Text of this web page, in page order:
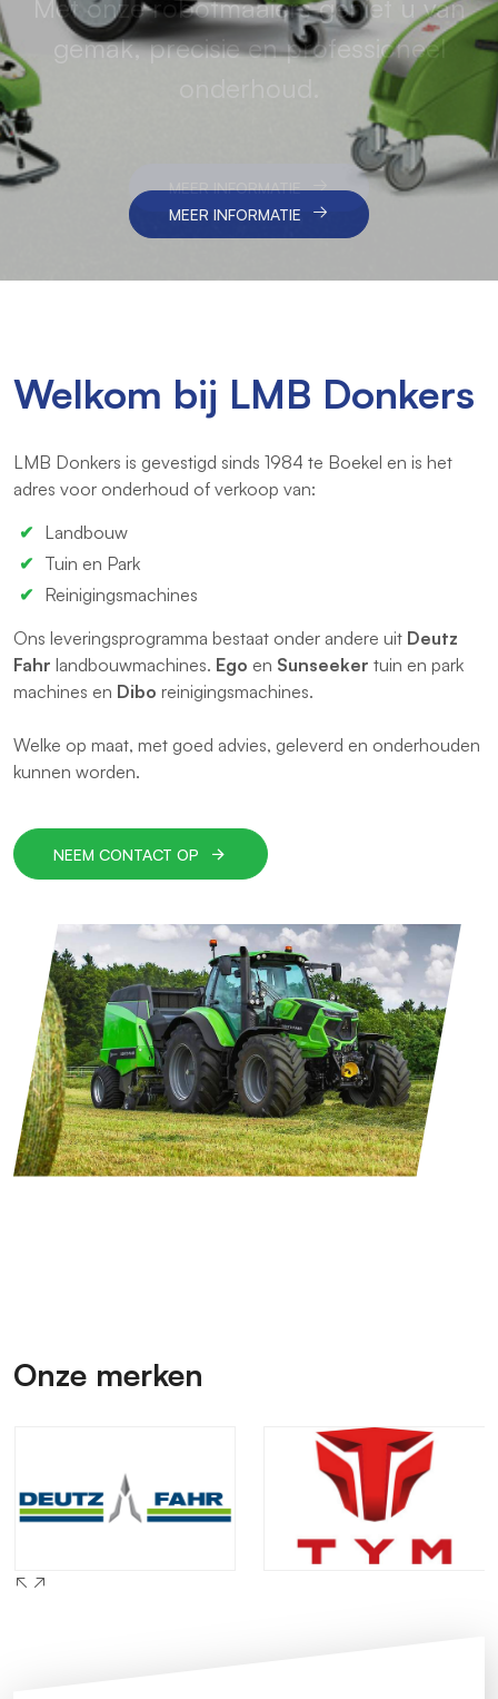
Met onze robotmaaiers geniet u van
gemak, precisie en professioneel
MEER INFORMATIE
Betrouwbare machines en vakkundige
service voor een schoon en efficiënt
MEER INFORMATIE
Van verkoop tot onderhoud en
reparatie – wij houden uw machines
betrouwbaar en inzetbaar
MEER INFORMATIE
Welkom bij LMB Donkers
LMB Donkers is gevestigd sinds 1984 te Boekel en is het
adres voor onderhoud of verkoop van:
Landbouw
Tuin en Park
Reinigingsmachines
Ons leveringsprogramma bestaat onder andere uit Deutz
Fahr landbouwmachines. Ego en Sunseeker tuin en park
machines en Dibo reinigingsmachines.
Welke op maat, met goed advies, geleverd en onderhouden
kunnen worden.
NEEM CONTACT OP
Onze merken